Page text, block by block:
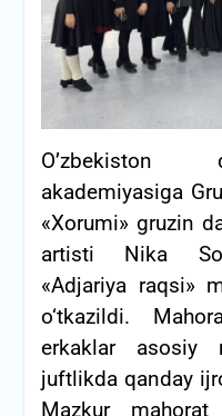
O’zbekiston
akademiyasiga
«Xorumi» gruzin
artisti Nika
«Adjariya raqsi»
o‘tkazildi.
erkaklar asosiy
juftlikda qanday
Mazkur